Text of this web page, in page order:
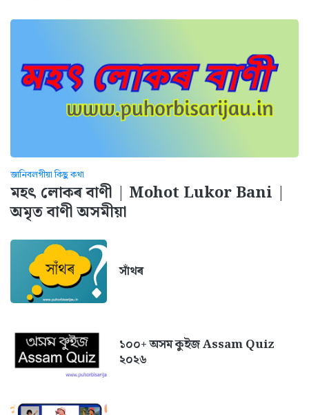
জানিবলগীয়া কিছু কথা
মহৎ লোকৰ বাণী | Mohot Lukor Bani |
অমৃত বাণী অসমীয়া
সাঁথৰ
১০০+ অসম কুইজ Assam Quiz
২০২৬